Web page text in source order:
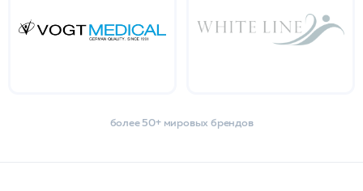
более 50+ мировых брендов